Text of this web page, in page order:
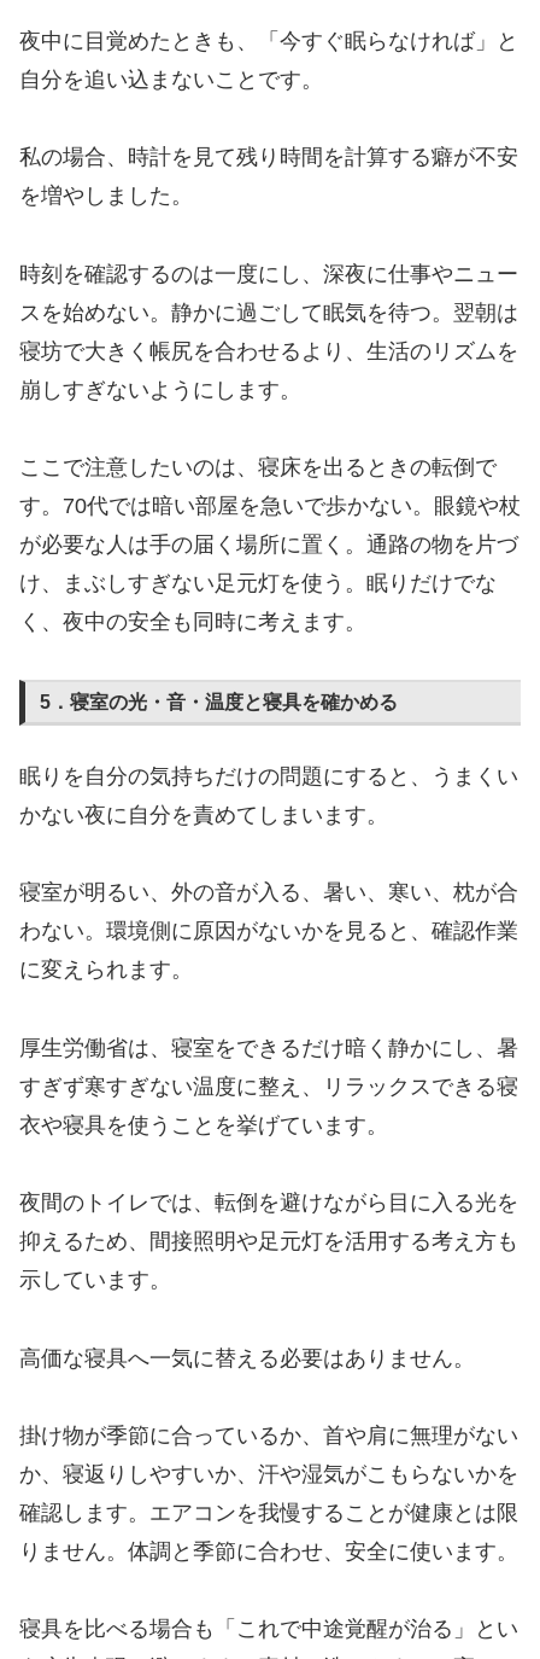
夜中に目覚めたときも、「今すぐ眠らなければ」と
自分を追い込まないことです。
私の場合、時計を見て残り時間を計算する癖が不安
を増やしました。
時刻を確認するのは一度にし、深夜に仕事やニュー
スを始めない。静かに過ごして眠気を待つ。翌朝は
寝坊で大きく帳尻を合わせるより、生活のリズムを
崩しすぎないようにします。
ここで注意したいのは、寝床を出るときの転倒で
す。70代では暗い部屋を急いで歩かない。眼鏡や杖
が必要な人は手の届く場所に置く。通路の物を片づ
け、まぶしすぎない足元灯を使う。眠りだけでな
く、夜中の安全も同時に考えます。
5．寝室の光・音・温度と寝具を確かめる
眠りを自分の気持ちだけの問題にすると、うまくい
かない夜に自分を責めてしまいます。
寝室が明るい、外の音が入る、暑い、寒い、枕が合
わない。環境側に原因がないかを見ると、確認作業
に変えられます。
厚生労働省は、寝室をできるだけ暗く静かにし、暑
すぎず寒すぎない温度に整え、リラックスできる寝
衣や寝具を使うことを挙げています。
夜間のトイレでは、転倒を避けながら目に入る光を
抑えるため、間接照明や足元灯を活用する考え方も
示しています。
高価な寝具へ一気に替える必要はありません。
掛け物が季節に合っているか、首や肩に無理がない
か、寝返りしやすいか、汗や湿気がこもらないかを
確認します。エアコンを我慢することが健康とは限
りません。体調と季節に合わせ、安全に使います。
寝具を比べる場合も「これで中途覚醒が治る」とい